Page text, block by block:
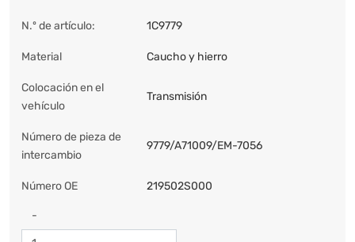
N.º de artículo: 1C9779
Material Caucho y hierro
Colocación en el
vehículo
Transmisión
Número de pieza de
intercambio
9779/A71009/EM-7056
Número OE 219502S000
-